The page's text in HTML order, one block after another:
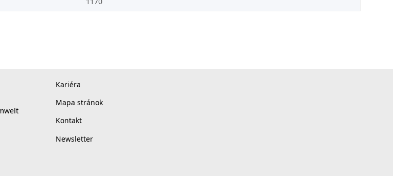
Kariéra
Mapa stránok
Kontakt
Newsletter